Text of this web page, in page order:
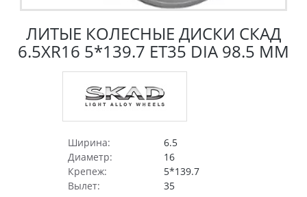
ЛИТЫЕ КОЛЕСНЫЕ ДИСКИ СКАД
6.5XR16 5*139.7 ET35 DIA 98.5 ММ
Ширина:
6.5
Диаметр:
16
Крепеж:
5*139.7
Вылет:
35